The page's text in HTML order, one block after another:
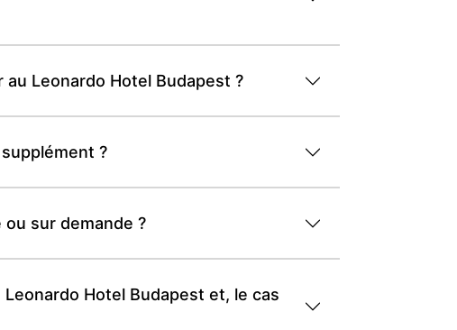
Leonardo Hotel Budapest ?
?
sur demande ?
Hotel Budapest et, le cas